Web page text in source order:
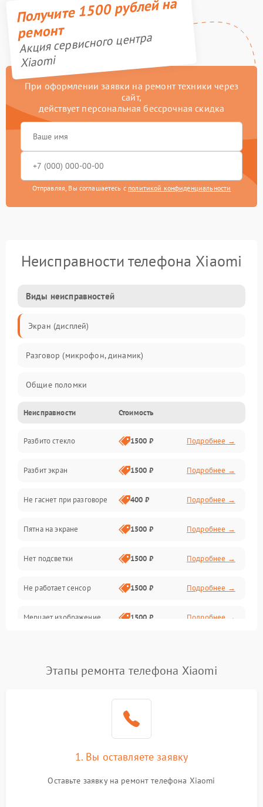
Получите 1500 рублей на
ремонт
Акция сервисного центра
Xiaomi
При оформлении заявки на ремонт техники через
сайт,
действует персональная бессрочная скидка
Отправляя, Вы соглашаетесь с политикой конфиденциальности
Неисправности телефона Xiaomi
Виды неисправностей
Экран (дисплей)
Разговор (микрофон, динамик)
Общие поломки
Проблемы связи
Камеры
Проблемы с дисплеем и сенсором
Зарядка
Проблемы с питанием, зарядкой и аккумулятором
Проблемы с работой системы, корпусом и другие
Неисправности Стоимость
Разбито стекло 1500 ₽ Подробнее →
Разбит экран 1500 ₽ Подробнее →
Не гаснет при разговоре 400 ₽ Подробнее →
Пятна на экране 1500 ₽ Подробнее →
Нет подсветки 1500 ₽ Подробнее →
Не работает сенсор 1500 ₽ Подробнее →
Мерцает изображение 1500 ₽ Подробнее →
Не работает Face ID 4000 ₽ Подробнее →
Этапы ремонта телефона Xiaomi
1. Вы оставляете заявку
Оставьте заявку на ремонт телефона Xiaomi